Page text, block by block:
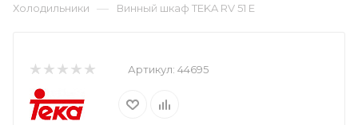
Холодильники — Винный шкаф TEKA RV 51 E
Артикул: 44695